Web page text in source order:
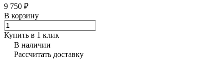
9 750 ₽
В корзину
Купить в 1 клик
В наличии
Рассчитать доставку